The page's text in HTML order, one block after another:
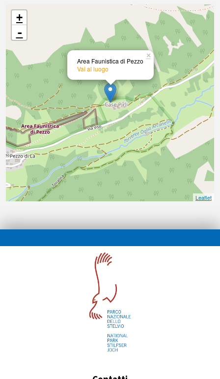
×
Area Faunistica di Pezzo
Vai al luogo
+
-
Leaflet